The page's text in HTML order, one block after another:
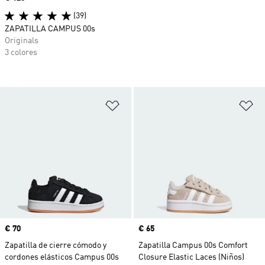
Precio
€ 70
Zapatilla de cierre cómodo y
cordones elásticos Campus 00s
Precio
€ 65
Zapatilla Campus 00s Comfort
Closure Elastic Laces (Niños)
(39)
ZAPATILLA CAMPUS 00s
Originals
3 colores